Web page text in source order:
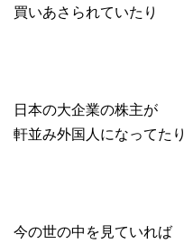
買いあさられていたり
日本の大企業の株主が
軒並み外国人になってたり
今の世の中を見ていれば